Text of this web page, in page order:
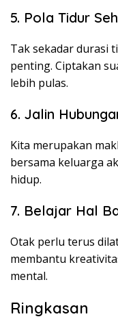
5. Pola Tidur
Tak sekadar durasi
penting. Ciptakan
lebih pulas.
6. Jalin
Kita merupakan
bersama keluarga
hidup.
7. Belajar Hal
Otak perlu terus
membantu
mental.
Ringkasan